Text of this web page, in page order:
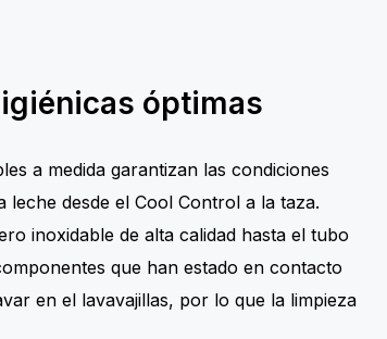
óptimas
a medida garantizan las condiciones
leche desde el Cool Control a la taza.
inoxidable de alta calidad hasta el tubo
que han estado en contacto
en el lavavajillas, por lo que la limpieza